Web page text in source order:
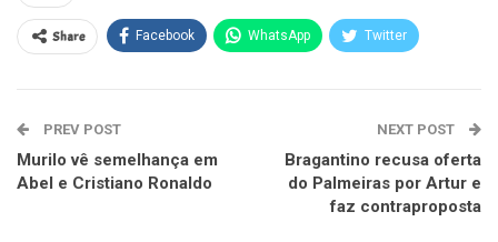
Share Facebook WhatsApp Twitter
PREV POST
Murilo vê semelhança em
Abel e Cristiano Ronaldo
NEXT POST
Bragantino recusa oferta
do Palmeiras por Artur e
faz contraproposta